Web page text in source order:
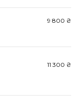
9 800 ₴
11 300 ₴